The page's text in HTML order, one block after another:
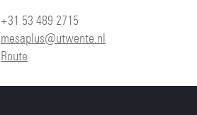
+31 53 489 2715
mesaplus@utwente.nl
Route